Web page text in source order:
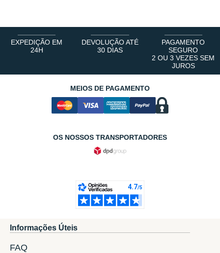
EXPEDIÇÃO EM
24H
DEVOLUÇÃO ATÉ
30 DIAS
PAGAMENTO
SEGURO
2 OU 3 VEZES SEM
JUROS
MEIOS DE PAGAMENTO
OS NOSSOS TRANSPORTADORES
Informações Úteis
FAQ